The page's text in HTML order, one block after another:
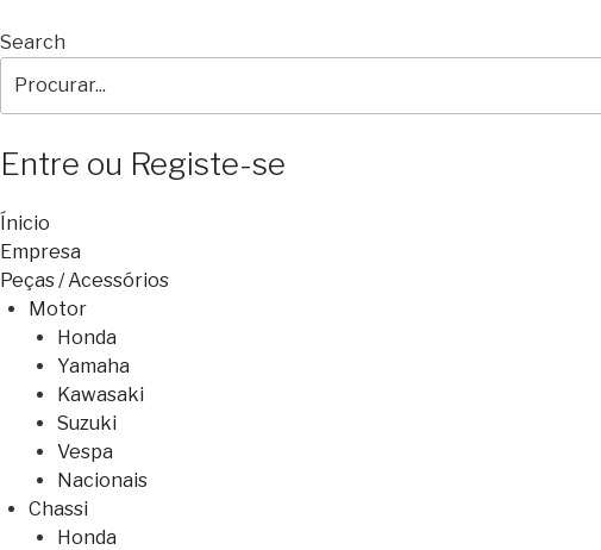
Search
Entre ou Registe-se
Ínicio
Empresa
Peças / Acessórios
Motor
Honda
Yamaha
Kawasaki
Suzuki
Vespa
Nacionais
Chassi
Honda